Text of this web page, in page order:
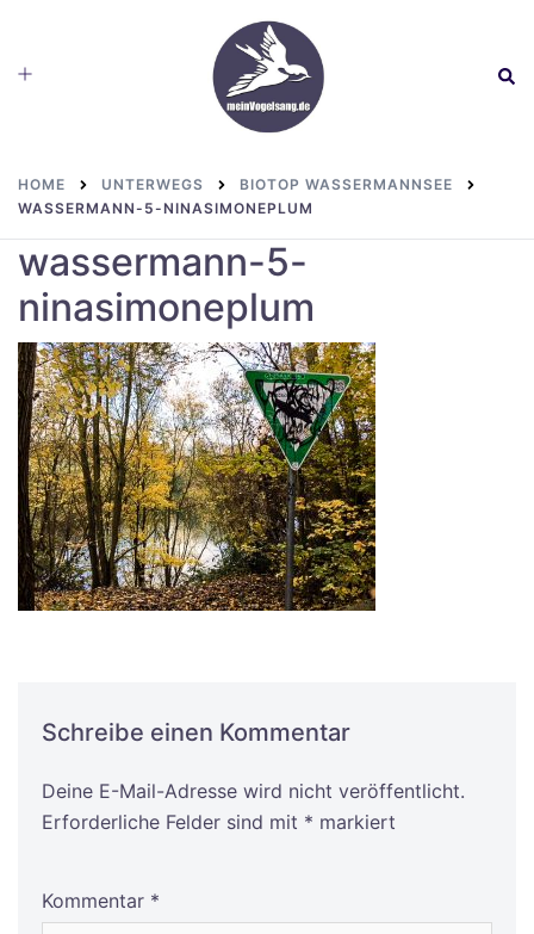
content
Toggle
HOME UNTERWEGS
BIOTOP WASSERMANNSEE
WASSERMANN-5-NINASIMONEPLUM
wassermann-5-
ninasimoneplum
Schreibe einen Kommentar
Deine E-Mail-Adresse wird nicht veröffentlicht.
Erforderliche Felder sind mit * markiert
Kommentar *
Alternative: